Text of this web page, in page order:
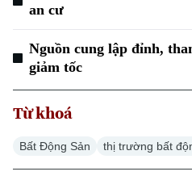
an cư
Nguồn cung lập đỉnh,
giảm tốc
Từ khoá
Bất Động Sản thị trường bất